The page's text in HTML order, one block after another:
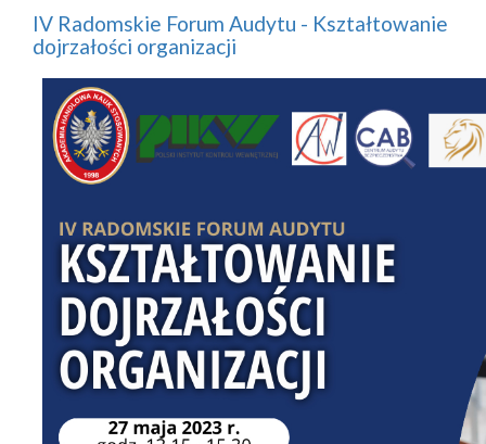
IV Radomskie Forum Audytu - Kształtowanie
dojrzałości organizacji